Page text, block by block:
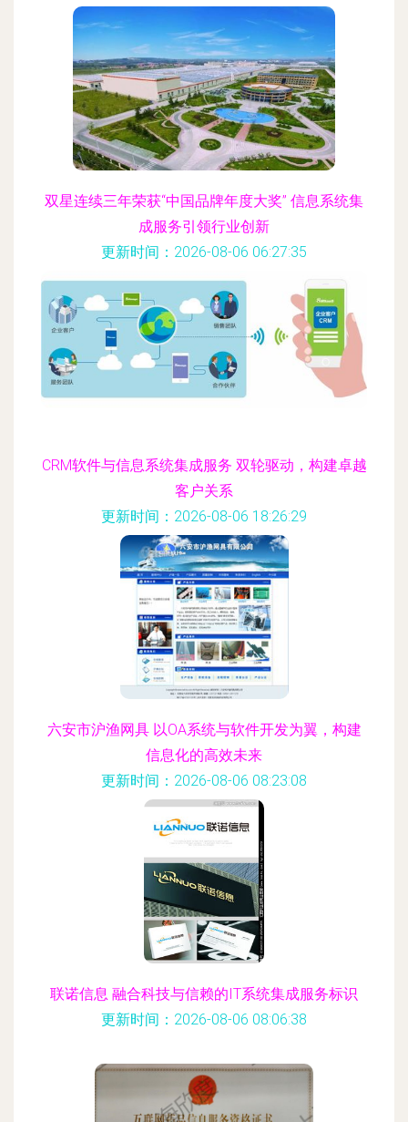
双星连续三年荣获“中国品牌年度大奖” 信息系统集
成服务引领行业创新
更新时间：2026-08-06 06:27:35
CRM软件与信息系统集成服务 双轮驱动，构建卓越
客户关系
更新时间：2026-08-06 18:26:29
六安市沪渔网具 以OA系统与软件开发为翼，构建
信息化的高效未来
更新时间：2026-08-06 08:23:08
联诺信息 融合科技与信赖的IT系统集成服务标识
更新时间：2026-08-06 08:06:38